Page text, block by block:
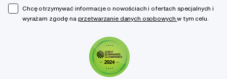
Chcę otrzymywać informacje o nowościach i ofertach specjalnych i
wyrażam zgodę na przetwarzanie danych osobowychw tym celu.